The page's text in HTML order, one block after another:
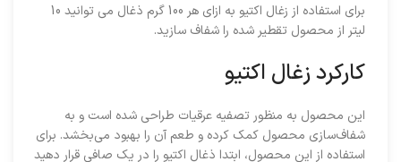
برای استفاده از زغال اکتیو به ازای هر 100 گرم ذغال می توانید 10
لیتر از محصول تقطیر شده را شفاف سازید.
کارکرد زغال اکتیو
این محصول به منظور تصفیه عرقیات طراحی شده است و به
شفاف‌سازی محصول کمک کرده و طعم آن را بهبود می‌بخشد. برای
استفاده از این محصول، ابتدا ذغال اکتیو را در یک صافی قرار دهید